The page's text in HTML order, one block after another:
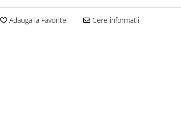
Adauga la Favorite Cere informatii